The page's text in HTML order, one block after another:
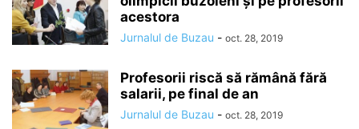
acestora
Jurnalul de Buzau - oct. 28, 2019
Profesorii riscă să rămână fără
salarii, pe final de an
Jurnalul de Buzau - oct. 28, 2019